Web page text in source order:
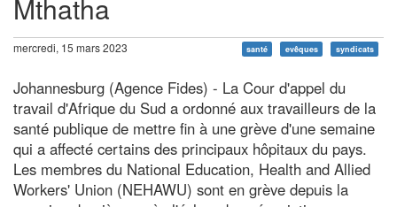
Mthatha
mercredi, 15 mars 2023 santé evêques syndicats
Johannesburg (Agence Fides) - La Cour d'appel du
travail d'Afrique du Sud a ordonné aux travailleurs de la
santé publique de mettre fin à une grève d'une semaine
qui a affecté certains des principaux hôpitaux du pays.
Les membres du National Education, Health and Allied
Workers' Union (NEHAWU) sont en grève depuis la